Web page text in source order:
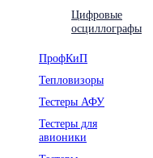
Цифровые
осциллографы
ПрофКиП
Тепловизоры
Тестеры АФУ
Тестеры для
авионики